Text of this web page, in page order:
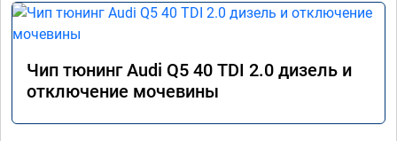
Чип тюнинг Audi Q5 40 TDI 2.0 дизель и
отключение мочевины